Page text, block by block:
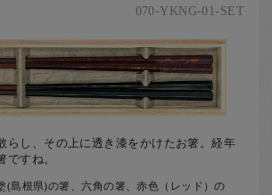
070-YKNG-01-SET
らし、その上に透き漆をかけたお箸。経年
ですね。
(島根県)の箸、六角の箸、赤色（レッド）の